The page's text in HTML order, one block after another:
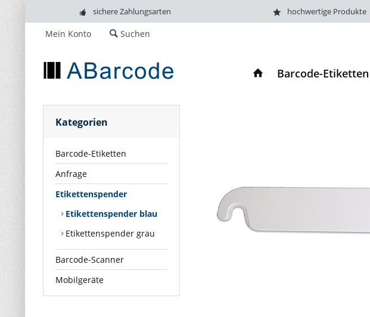
sichere Zahlungsarten hochwertige Produkte
Mein Konto Suchen
Barcode-Etiketten
Kategorien
Barcode-Etiketten
Anfrage
Etikettenspender
Etikettenspender blau
Etikettenspender grau
Barcode-Scanner
Mobilgeräte